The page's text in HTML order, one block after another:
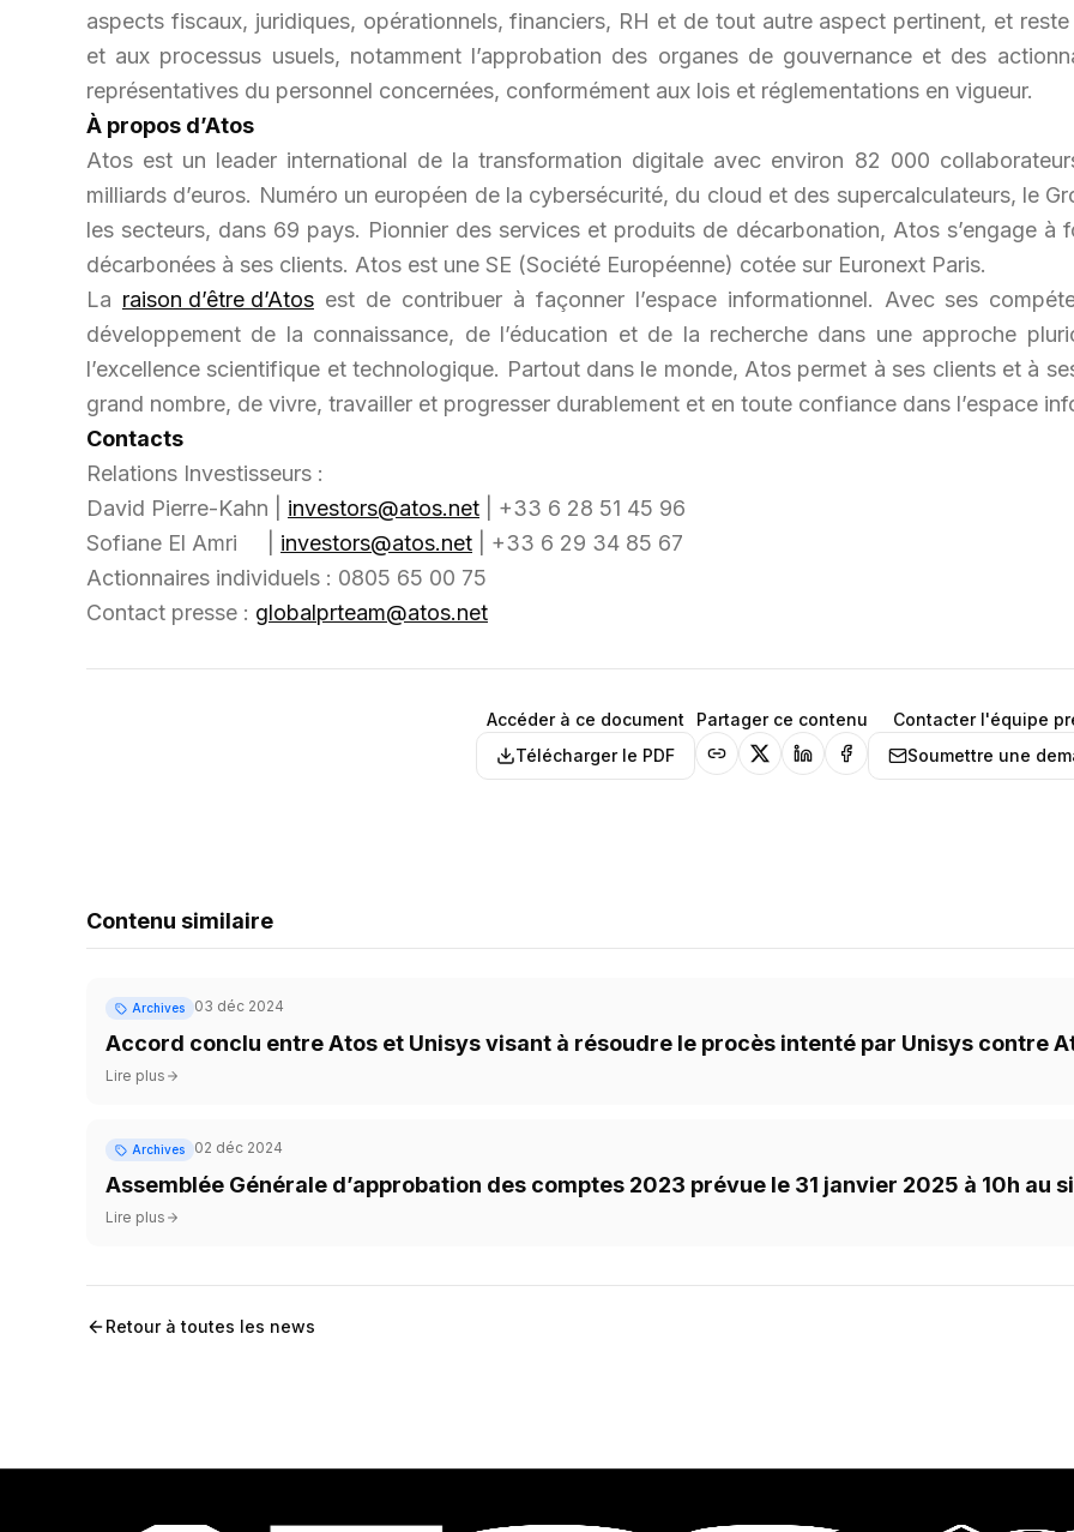
aspects fiscaux, juridiques, opérationnels, financiers, RH et de tout autre aspect pertinent, et
et aux processus usuels, notamment l’approbation des organes de gouvernance et des
représentatives du personnel concernées, conformément aux lois et réglementations en vigueur.
À propos d’Atos
Atos est un leader international de la transformation digitale avec environ 82 000
milliards d’euros. Numéro un européen de la cybersécurité, du cloud et des supercalculateurs, le
les secteurs, dans 69 pays. Pionnier des services et produits de décarbonation, Atos s’engage à
décarbonées à ses clients. Atos est une SE (Société Européenne) cotée sur Euronext Paris.
La raison d’être d’Atosest de contribuer à façonner l’espace informationnel. Avec ses
développement de la connaissance, de l’éducation et de la recherche dans une approche
l’excellence scientifique et technologique. Partout dans le monde, Atos permet à ses clients et à
grand nombre, de vivre, travailler et progresser durablement et en toute confiance dans l’espace
Contacts
Relations Investisseurs :
David Pierre-Kahn | investors@atos.net | +33 6 28 51 45 96
Sofiane El Amri | investors@atos.net | +33 6 29 34 85 67
Actionnaires individuels : 0805 65 00 75
Contact presse : globalprteam@atos.net
Accéder à ce document
Télécharger le PDF
Partager ce contenu
Contacter l'équipe
Soumettre une
Contenu similaire
Archives 03 déc 2024
Accord conclu entre Atos et Unisys visant à résoudre le procès intenté par Unisys contre
Lire plus
Archives 02 déc 2024
Assemblée Générale d’approbation des comptes 2023 prévue le 31 janvier 2025 à 10h au
Lire plus
Retour à toutes les news